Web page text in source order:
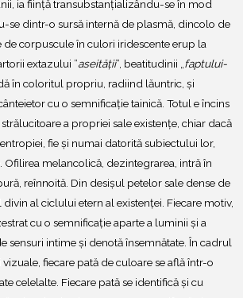
ia ființă transubstanțializându-se în mod
se dintr-o sursă internă de plasmă, dincolo de
corpuscule în culori iridescente erup la
extazului ”aseității”, beatitudinii „ faptului-
în coloritul propriu, radiind lăuntric, și
cu o semnificație tainică. Totul e încins
a propriei sale existențe, chiar dacă
fie și numai datorită subiectului lor,
Ofilirea melancolică, dezintegrarea, intră în
reînnoită. Din desișul petelor sale dense de
al ciclului etern al existenței. Fiecare motiv,
cu o semnificație aparte a luminii și a
sensuri intime și denotă însemnătate. În cadrul
fiecare pată de culoare se află într-o
celelalte. Fiecare pată se identifică și cu